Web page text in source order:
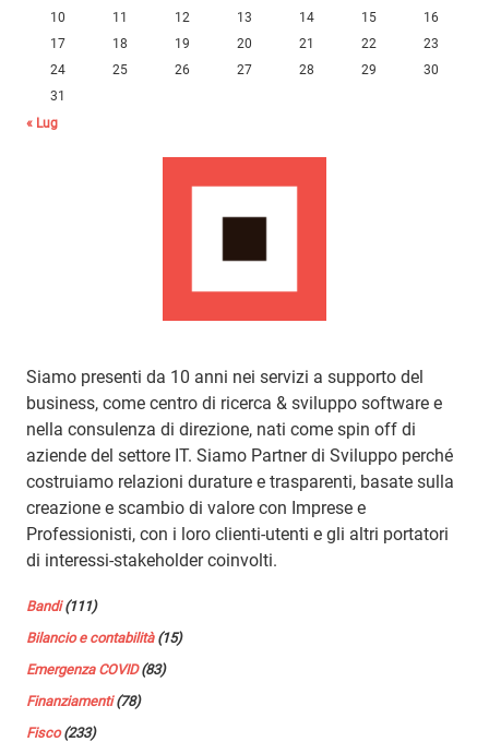
10
11 12 13 14 15
16
17
18 19 20 21 22
23
24
25 26 27 28 29
30
31
« Lug
Siamo presenti da 10 anni nei servizi a supporto del
business, come centro di ricerca & sviluppo software e
nella consulenza di direzione, nati come spin off di
aziende del settore IT. Siamo Partner di Sviluppo perché
costruiamo relazioni durature e trasparenti, basate sulla
creazione e scambio di valore con Imprese e
Professionisti, con i loro clienti-utenti e gli altri portatori
di interessi-stakeholder coinvolti.
Bandi(111)
Bilancio e contabilità(15)
Emergenza COVID(83)
Finanziamenti(78)
Fisco(233)